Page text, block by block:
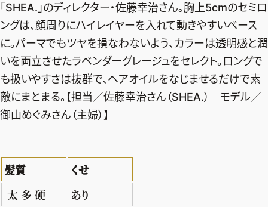
SHOPPING
エクラプレミアム通販
売れ筋ランキング
エクラ掲載品
エクラ限定アイテム
FOLLOW US
「SHEA.」のディレクター・佐藤幸治さん。胸上5cmのセミロ
ングは、顔周りにハイレイヤーを入れて動きやすいベース
に。パーマでもツヤを損なわないよう、カラーは透明感と潤
いを両立させたラベンダーグレージュをセレクト。ロングで
も扱いやすさは抜群で、ヘアオイルをなじませるだけで素
敵にまとまる。【担当／佐藤幸治さん（SHEA.） モデル／
御山めぐみさん（主婦）】
髪質
くせ
太 多 硬
あり